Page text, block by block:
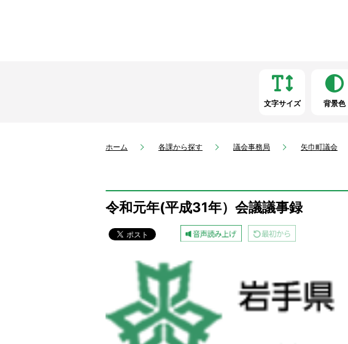
文字サイズ 背景色
ホーム 各課から探す 議会事務局 矢巾町議会
令和元年(平成31年）会議議事録